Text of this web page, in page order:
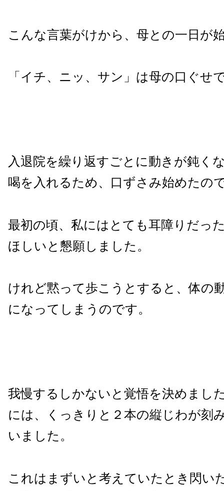
こんな言葉がけから、母との一日が
「イチ、ニッ、サン」は母の口ぐせ
入退院を繰り返すごとに動きが鈍く
喝を入れるため、口ずさみ始めたの
最初の頃、私にはとても耳障りだっ
ほしいと懇願しました。
けれど黙って歩こうとすると、体の
になってしまうのです。
我慢するしかないと覚悟を決めまし
には、くっきりと２本の縦じわが刻
いました。
これはまずいと考えていたとき閃い